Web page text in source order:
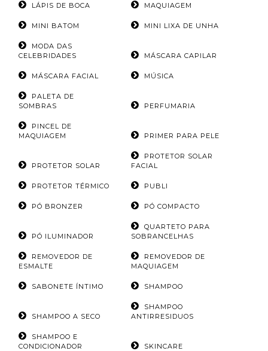
LÁPIS DE BOCA MAQUIAGEM
MINI BATOM MINI LIXA DE UNHA
MODA DAS
CELEBRIDADES
MÁSCARA CAPILAR
MÁSCARA FACIAL MÚSICA
PALETA DE
SOMBRAS
PERFUMARIA
PINCEL DE
MAQUIAGEM
PRIMER PARA PELE
PROTETOR SOLAR
PROTETOR SOLAR
FACIAL
PROTETOR TÉRMICO PUBLI
PÓ BRONZER PÓ COMPACTO
PÓ ILUMINADOR
QUARTETO PARA
SOBRANCELHAS
REMOVEDOR DE
ESMALTE
REMOVEDOR DE
MAQUIAGEM
SABONETE ÍNTIMO SHAMPOO
SHAMPOO A SECO
SHAMPOO
ANTIRRESIDUOS
SHAMPOO E
CONDICIONADOR
SKINCARE